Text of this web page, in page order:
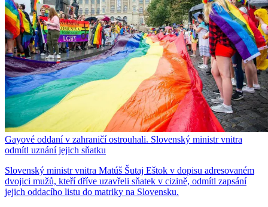
Gayové oddaní v zahraničí ostrouhali. Slovenský ministr vnitra
odmítl uznání jejich sňatku
Slovenský ministr vnitra Matúš Šutaj Eštok v dopisu adresovaném
dvojici mužů, kteří dříve uzavřeli sňatek v cizině, odmítl zapsání
jejich oddacího listu do matriky na Slovensku.